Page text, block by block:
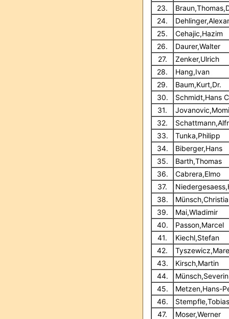
23.
24.
25.
Cehajic,Hazim
26.
Daurer,Walter
27.
Zenker,Ulrich
28.
Hang,Ivan
29.
Baum,Kurt,Dr.
30.
Schmidt,Hans
31.
32.
33.
Tunka,Philipp
34.
Biberger,Hans
35.
Barth,Thomas
36.
Cabrera,Elmo
37.
38.
39.
Mai,Wladimir
40.
Passon,Marcel
41.
Kiechl,Stefan
42.
43.
Kirsch,Martin
44.
Münsch,Severin
45.
Metzen,Hans-
46.
Stempfle,Tobias
47.
Moser,Werner